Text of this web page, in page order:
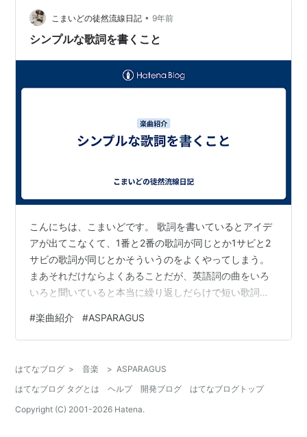
こまいどの徒然流線日記 • 9年前
シンプルな歌詞を書くこと
こんにちは、こまいどです。 歌詞を書いているとアイデ
アが出てこなくて、1番と2番の歌詞が同じとか1サビと2
サビの歌詞が同じとかそういうのをよくやってしまう。
まあそれだけならよくあることだが、英語詞の曲をいろ
いろと聞いていると本当に繰り返しだらけで短い歌詞の
り返しの部分を削れるだけ削ってみた。 ASPARAGUS /
Analog Signal Processing boost a trebleelevate a
evershout…
#楽曲紹介 #ASPARAGUS
はてなブログ > 音楽 > ASPARAGUS
はてなブログ タグとは
ヘルプ 開発ブログ
はてなブログトップ
Copyright (C) 2001-2026 Hatena.